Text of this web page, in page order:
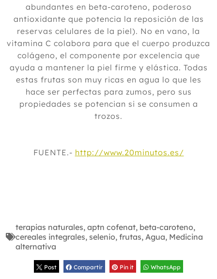
abundantes en beta-caroteno, poderoso
antioxidante que potencia la reposición de las
reservas celulares de la piel). No en vano, la
vitamina C colabora para que el cuerpo produzca
colágeno, el componente por excelencia que
ayuda a mantener la piel firme y elástica. Todas
estas frutas son muy ricas en agua lo que les
hace ser perfectas para zumos, pero sus
propiedades se potencian si se consumen a
trozos.
FUENTE.- http://www.20minutos.es/
terapias naturales, aptn cofenat, beta-caroteno,
cereales integrales, selenio, frutas, Agua, Medicina
alternativa
Post Compartir Pin it WhatsApp